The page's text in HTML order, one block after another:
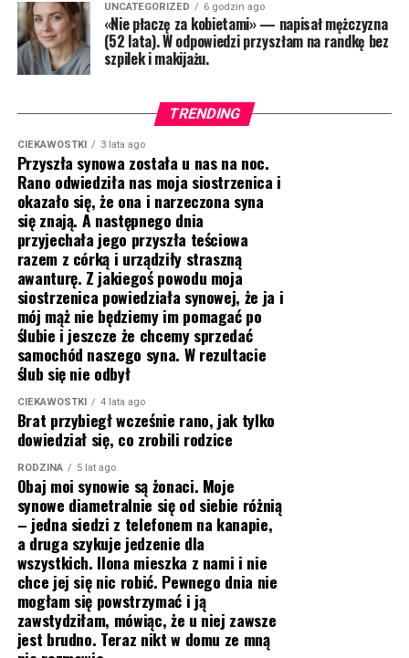
UNCATEGORIZED 6 godzin ago
«Nie płaczę za kobietami» — napisał mężczyzna
(52 lata). W odpowiedzi przyszłam na randkę bez
szpilek i makijażu.
TRENDING
CIEKAWOSTKI 3 lata ago
Przyszła synowa została u nas na noc.
Rano odwiedziła nas moja siostrzenica i
okazało się, że ona i narzeczona syna
się znają. A następnego dnia
przyjechała jego przyszła teściowa
razem z córką i urządziły straszną
awanturę. Z jakiegoś powodu moja
siostrzenica powiedziała synowej, że ja i
mój mąż nie będziemy im pomagać po
ślubie i jeszcze że chcemy sprzedać
samochód naszego syna. W rezultacie
ślub się nie odbył
CIEKAWOSTKI 4 lata ago
Brat przybiegł wcześnie rano, jak tylko
dowiedział się, co zrobili rodzice
RODZINA 5 lat ago
Obaj moi synowie są żonaci. Moje
synowe diametralnie się od siebie różnią
– jedna siedzi z telefonem na kanapie,
a druga szykuje jedzenie dla
wszystkich. Ilona mieszka z nami i nie
chce jej się nic robić. Pewnego dnia nie
mogłam się powstrzymać i ją
zawstydziłam, mówiąc, że u niej zawsze
jest brudno. Teraz nikt w domu ze mną